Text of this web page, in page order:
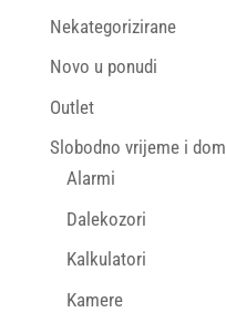
Nekategorizirane
Novo u ponudi
Outlet
Slobodno vrijeme i dom
Alarmi
Dalekozori
Kalkulatori
Kamere